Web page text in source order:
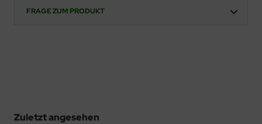
FRAGE ZUM PRODUKT
Zuletzt angesehen